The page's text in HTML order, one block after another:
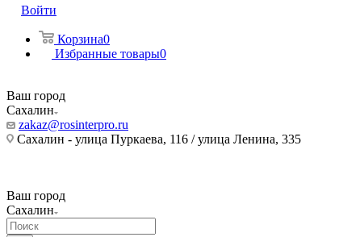
Войти
Корзина0
Избранные товары0
Ваш город
Сахалин
zakaz@rosinterpro.ru
Сахалин - улица Пуркаева, 116 / улица Ленина, 335
Ваш город
Сахалин